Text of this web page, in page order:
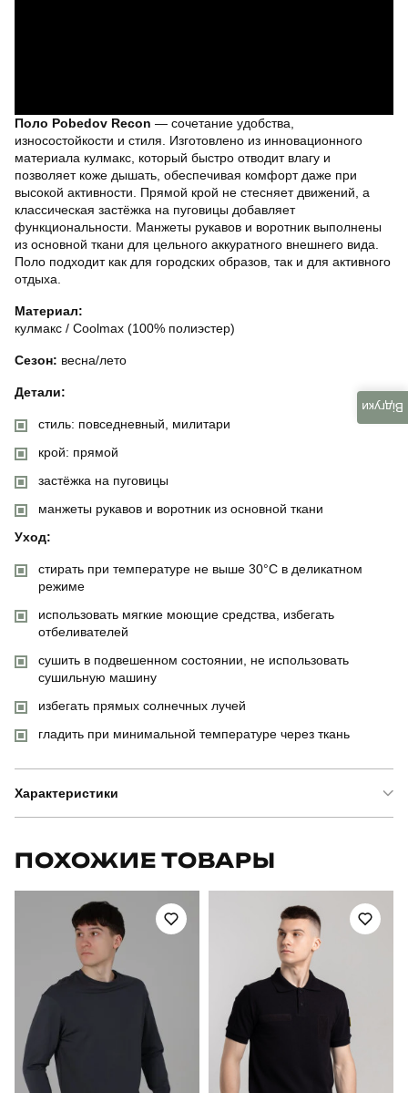
Поло Pobedov Recon — сочетание удобства,
износостойкости и стиля. Изготовлено из инновационного
материала кулмакс, который быстро отводит влагу и
позволяет коже дышать, обеспечивая комфорт даже при
высокой активности. Прямой крой не стесняет движений, а
классическая застёжка на пуговицы добавляет
функциональности. Манжеты рукавов и воротник выполнены
из основной ткани для цельного аккуратного внешнего вида.
Поло подходит как для городских образов, так и для активного
отдыха.
Материал:
кулмакс / Coolmax (100% полиэстер)
Сезон: весна/лето
Детали:
стиль: повседневный, милитари
крой: прямой
застёжка на пуговицы
манжеты рукавов и воротник из основной ткани
Уход:
стирать при температуре не выше 30°C в деликатном
режиме
использовать мягкие моющие средства, избегать
отбеливателей
сушить в подвешенном состоянии, не использовать
сушильную машину
избегать прямых солнечных лучей
гладить при минимальной температуре через ткань
Характеристики
Призначення для повсякденного носіння
Сезон
Склад тканини 100% поліестер
ПОХОЖИЕ ТОВАРЫ
Відгуки